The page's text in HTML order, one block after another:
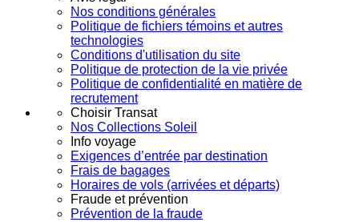
Nos conditions générales
Politique de fichiers témoins et autres
technologies
Conditions d'utilisation du site
Politique de protection de la vie privée
Politique de confidentialité en matière de
recrutement
Choisir Transat
Nos Collections Soleil
Info voyage
Exigences d’entrée par destination
Frais de bagages
Horaires de vols (arrivées et départs)
Fraude et prévention
Prévention de la fraude